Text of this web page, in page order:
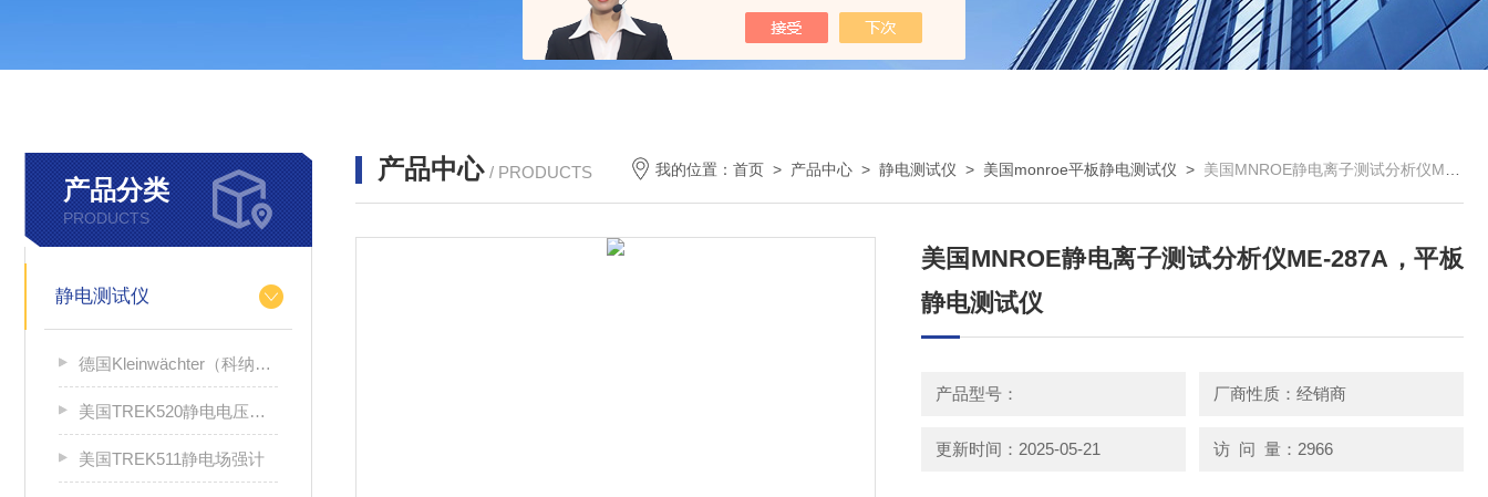
产品分类
PRODUCTS
静电测试仪
德国Kleinwächter（科纳沃茨特）静电测试仪
美国TREK520静电电压测试仪
美国TREK511静电场强计
产品中心 / PRODUCTS 我的位置：首页 > 产品中心 >静电测试仪 > 美国monroe平板静电测试仪 > 美国MNROE静电离子测试分析仪ME-287A，平板静电测试仪
美国MNROE静电离子测试分析仪ME-287A，平板
静电测试仪
产品型号： 厂商性质：经销商
更新时间：2025-05-21 访 问 量：2966